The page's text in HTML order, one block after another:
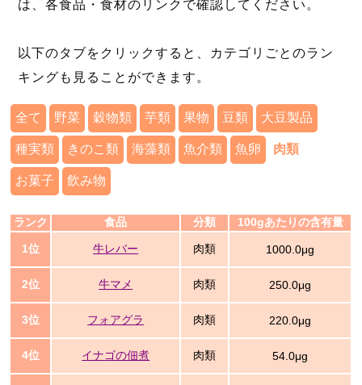
は、各食品・食材のリンクで確認してください。
以下のタブをクリックすると、カテゴリごとのラン
キングも見ることができます。
全て 野菜 穀物類 芋類 果物 豆類 大豆製品
種実類 きのこ類 海藻類 魚介類 魚卵 肉類
お菓子 飲み物
ランク 食品 分類 100gあたりの含有量
1位 牛レバー 肉類 1000.0μg
2位 牛マメ 肉類 250.0μg
3位 フォアグラ 肉類 220.0μg
4位 イナゴの佃煮 肉類 54.0μg